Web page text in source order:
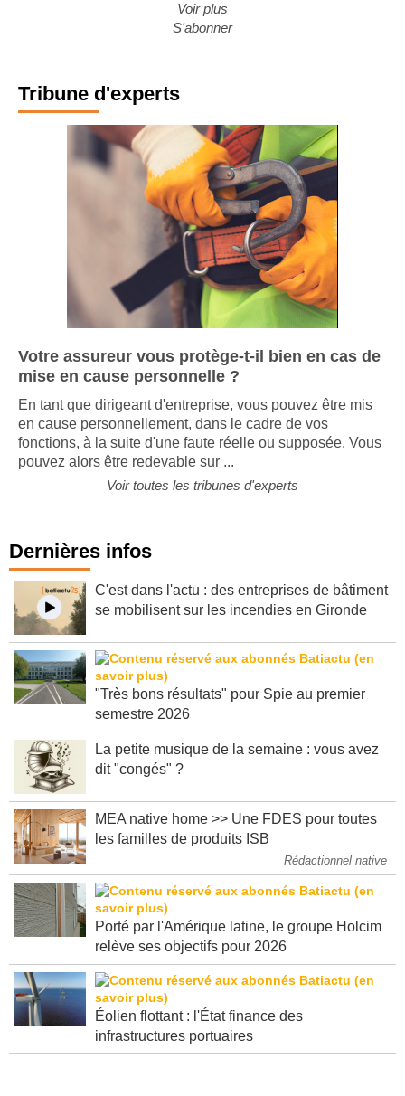
Voir plus
S'abonner
Tribune d'experts
Votre assureur vous protège-t-il bien en cas de
mise en cause personnelle ?
En tant que dirigeant d'entreprise, vous pouvez être mis
en cause personnellement, dans le cadre de vos
fonctions, à la suite d'une faute réelle ou supposée. Vous
pouvez alors être redevable sur ...
Voir toutes les tribunes d'experts
Dernières infos
C'est dans l'actu : des entreprises de bâtiment
se mobilisent sur les incendies en Gironde
"Très bons résultats" pour Spie au premier
semestre 2026
La petite musique de la semaine : vous avez
dit "congés" ?
MEA native home >> Une FDES pour toutes
les familles de produits ISB
Rédactionnel native
Porté par l'Amérique latine, le groupe Holcim
relève ses objectifs pour 2026
Éolien flottant : l'État finance des
infrastructures portuaires